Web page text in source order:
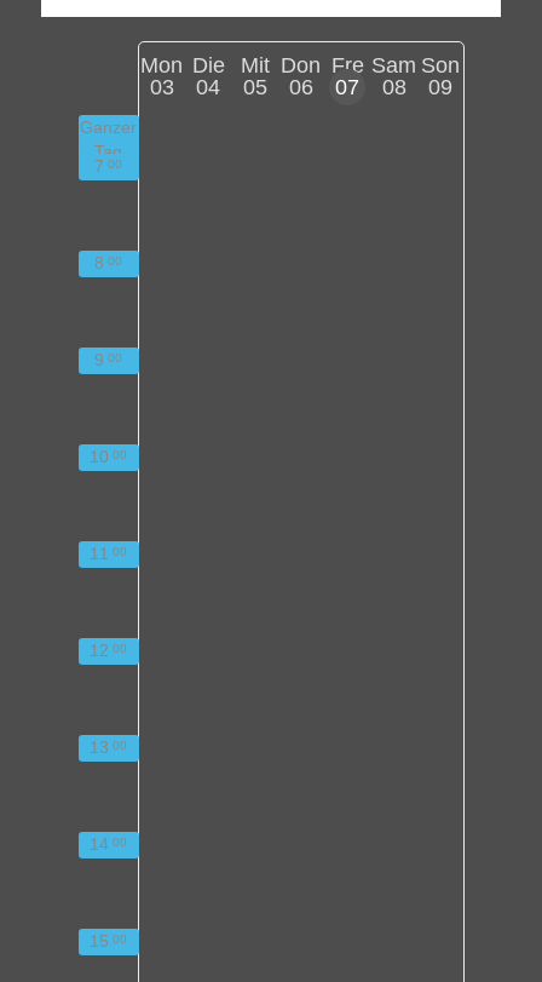
Mon
03
Die
04
Mit
05
Don
06
Fre
07
Sam
08
Son
09
Ganzer
Tag
7 00
8 00
9 00
10 00
11 00
12 00
13 00
14 00
15 00